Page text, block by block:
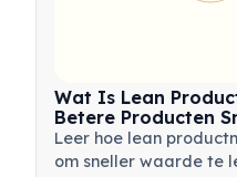
Wat Is Lean
Betere Producten
Leer hoe lean
om sneller waarde te